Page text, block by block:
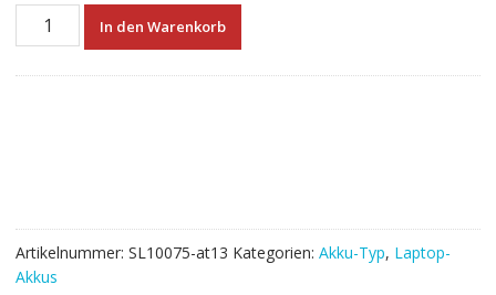
Neuer
5555,Inspiron
5758
Menge
In den Warenkorb
Artikelnummer: SL10075-at13 Kategorien: Akku-Typ, Laptop-
Akkus